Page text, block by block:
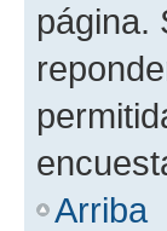
página.
Arriba